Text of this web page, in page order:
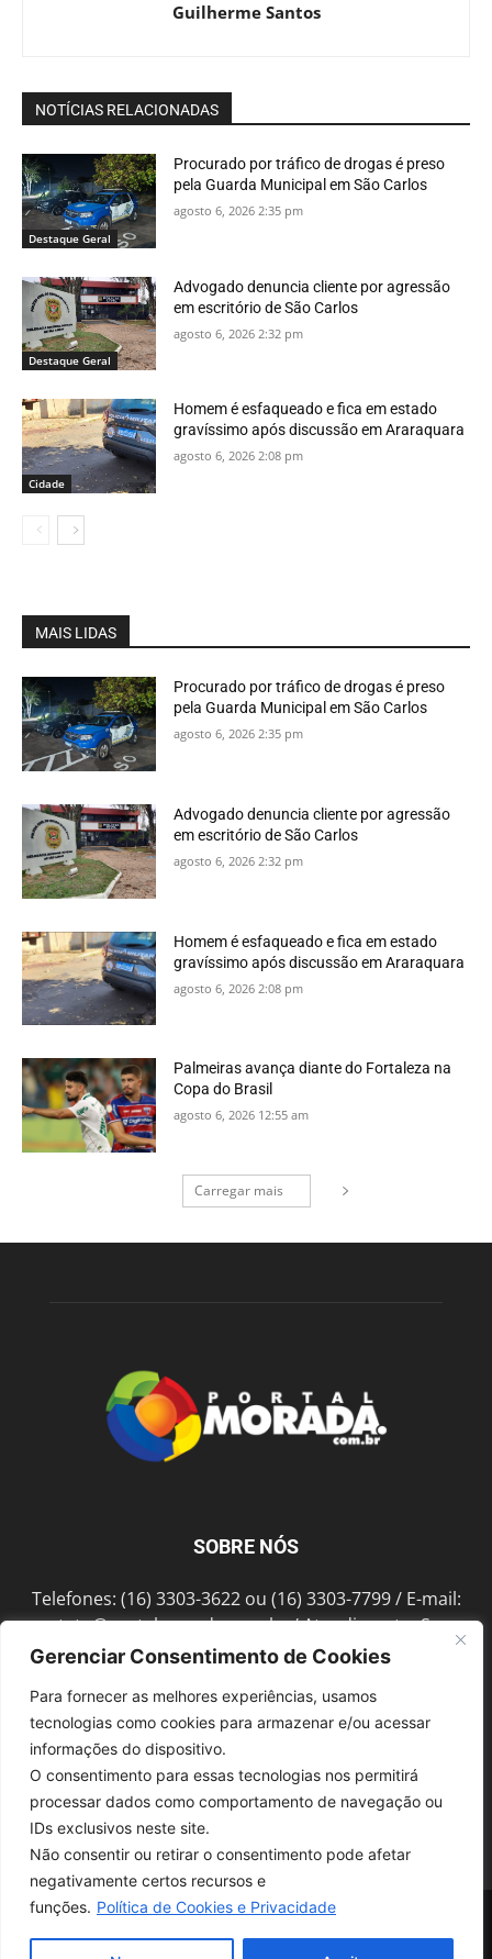
Gerenciar Consentimento de Cookies
Para fornecer as melhores experiências, usamos
tecnologias como cookies para armazenar e/ou acessar
informações do dispositivo.
O consentimento para essas tecnologias nos permitirá
processar dados como comportamento de navegação ou
IDs exclusivos neste site.
Não consentir ou retirar o consentimento pode afetar
negativamente certos recursos e
funções. Política de Cookies e Privacidade
Guilherme Santos
NOTÍCIAS RELACIONADAS
Destaque Geral
Procurado por tráfico de drogas é preso
pela Guarda Municipal em São Carlos
agosto 6, 2026 2:35 pm
Destaque Geral
Advogado denuncia cliente por agressão
em escritório de São Carlos
agosto 6, 2026 2:32 pm
Cidade
Homem é esfaqueado e fica em estado
gravíssimo após discussão em Araraquara
agosto 6, 2026 2:08 pm
MAIS LIDAS
Procurado por tráfico de drogas é preso
pela Guarda Municipal em São Carlos
agosto 6, 2026 2:35 pm
Advogado denuncia cliente por agressão
em escritório de São Carlos
agosto 6, 2026 2:32 pm
Homem é esfaqueado e fica em estado
gravíssimo após discussão em Araraquara
agosto 6, 2026 2:08 pm
Palmeiras avança diante do Fortaleza na
Copa do Brasil
agosto 6, 2026 12:55 am
Carregar mais
SOBRE NÓS
Telefones: (16) 3303-3622 ou (16) 3303-7799 / E-mail:
contato@portalmorada.com.br/ Atendimento: Seg a
Sex das 8h às 18h / Endereço: Av. Bento de Abreu, 889
SIGA-NOS
© 1997-2022, GRUPO ROBERTO MONTORO É proibida a reprodução do
conteúdo em qualquer meio de comunicação, eletrônico ou impresso,